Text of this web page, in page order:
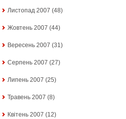
Листопад 2007 (48)
Жовтень 2007 (44)
Вересень 2007 (31)
Серпень 2007 (27)
Липень 2007 (25)
Травень 2007 (8)
Квітень 2007 (12)